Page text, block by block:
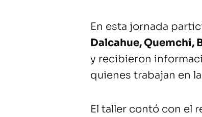
En esta jornada
Dalcahue, Quemchi,
y recibieron
quienes trabajan en
El taller contó con el